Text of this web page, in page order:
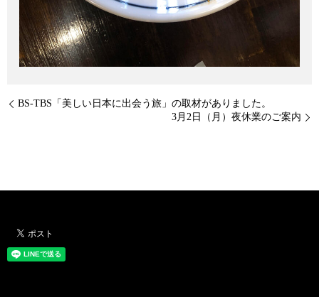
BS-TBS「美しい日本に出会う旅」の取材がありました。
3月2日（月）夜休業のご案内